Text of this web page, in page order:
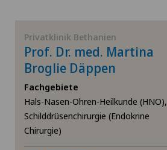
Anästhesiologie
Andrologie
Angiologie
Privatklinik Bethanien
Prof. Dr. med. Martina
Broglie Däppen
Fachgebiete
Hals-Nasen-Ohren-Heilkunde (HNO),
Schilddrüsenchirurgie (Endokrine
Chirurgie)